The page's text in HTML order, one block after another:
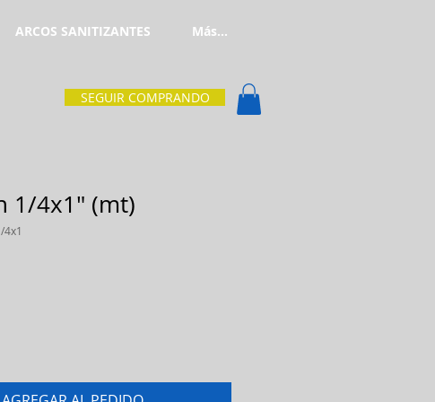
ARCOS SANITIZANTES Más...
1/4x1" (mt)
4x1
SEGUIR COMPRANDO